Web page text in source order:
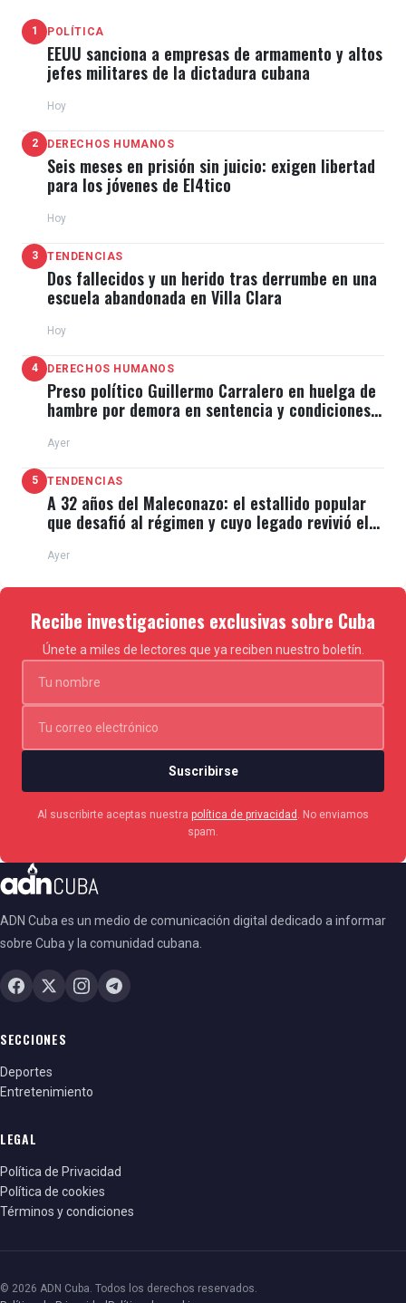
1 POLÍTICA
EEUU sanciona a empresas de armamento y altos
jefes militares de la dictadura cubana
Hoy
2 DERECHOS HUMANOS
Seis meses en prisión sin juicio: exigen libertad
para los jóvenes de El4tico
Hoy
3 TENDENCIAS
Dos fallecidos y un herido tras derrumbe en una
escuela abandonada en Villa Clara
Hoy
4 DERECHOS HUMANOS
Preso político Guillermo Carralero en huelga de
hambre por demora en sentencia y condiciones
Ayer
5 TENDENCIAS
A 32 años del Maleconazo: el estallido popular
que desafió al régimen y cuyo legado revivió el
Ayer
Recibe investigaciones exclusivas sobre Cuba
Únete a miles de lectores que ya reciben nuestro boletín.
Suscribirse
Al suscribirte aceptas nuestra política de privacidad
. No enviamos
spam.
ADN Cuba es un medio de comunicación digital dedicado a informar
sobre Cuba y la comunidad cubana.
SECCIONES
Deportes
Entretenimiento
LEGAL
Política de Privacidad
Política de cookies
Términos y condiciones
© 2026 ADN Cuba. Todos los derechos reservados.